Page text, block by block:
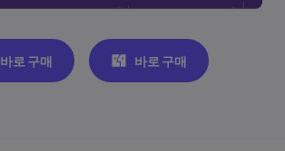
바로 구매 바로 구매